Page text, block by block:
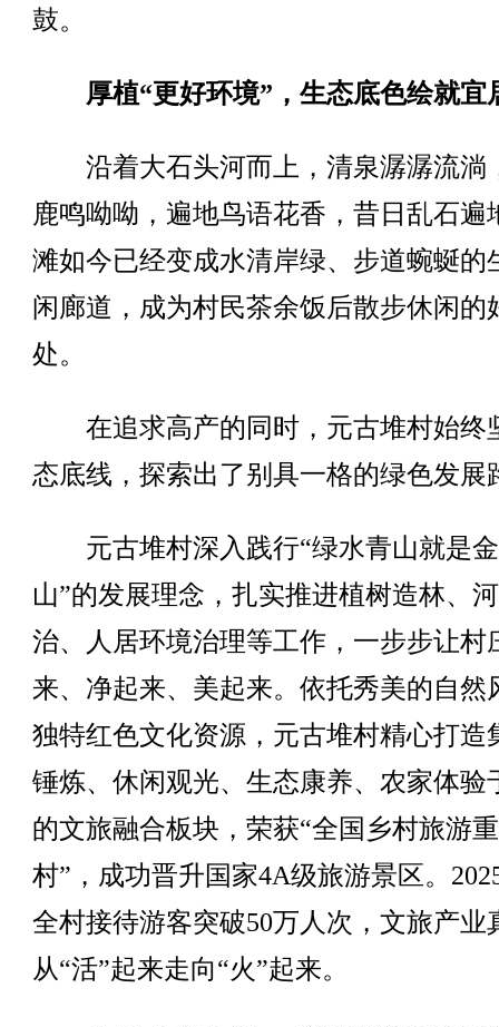
鼓。
厚植“更好环境”，生态底色绘就宜
沿着大石头河而上，清泉潺潺流淌
鹿鸣呦呦，遍地鸟语花香，昔日乱石遍
滩如今已经变成水清岸绿、步道蜿蜒的
闲廊道，成为村民茶余饭后散步休闲的
处。
在追求高产的同时，元古堆村始终
态底线，探索出了别具一格的绿色发展
元古堆村深入践行“绿水青山就是
山”的发展理念，扎实推进植树造林、
治、人居环境治理等工作，一步步让村
来、净起来、美起来。依托秀美的自然
独特红色文化资源，元古堆村精心打造
锤炼、休闲观光、生态康养、农家体验
的文旅融合板块，荣获“全国乡村旅游
村”，成功晋升国家4A级旅游景区。
全村接待游客突破50万人次，文旅产业
从“活”起来走向“火”起来。